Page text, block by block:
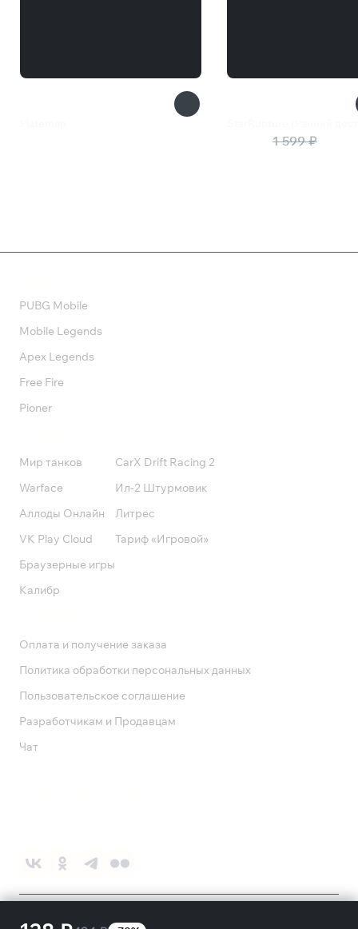
1 599 ₽
PUBG Mobile
Mobile Legends
Apex Legends
Free Fire
Pioner
Мир танков
Warface
Аллоды Онлайн
VK Play Cloud
Браузерные игры
Калибр
CarX Drift Racing 2
Ил-2 Штурмовик
Литрес
Тариф «Игровой»
Оплата и получение заказа
Политика обработки персональных данных
Пользовательское соглашение
Разработчикам и Продавцам
Чат
© 2026 ПАО «Ростелеком»